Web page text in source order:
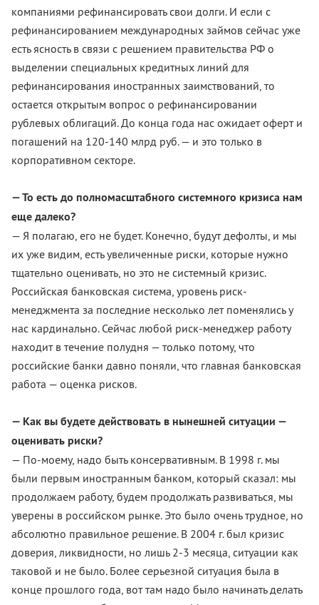
компаниями рефинансировать свои долги. И если с
рефинансированием международных займов сейчас уже
есть ясность в связи с решением правительства РФ о
выделении специальных кредитных линий для
рефинансирования иностранных заимствований, то
остается открытым вопрос о рефинансировании
рублевых облигаций. До конца года нас ожидает оферт и
погашений на 120-140 млрд руб. — и это только в
корпоративном секторе.
— То есть до полномасштабного системного кризиса нам
еще далеко?
— Я полагаю, его не будет. Конечно, будут дефолты, и мы
их уже видим, есть увеличенные риски, которые нужно
тщательно оценивать, но это не системный кризис.
Российская банковская система, уровень риск-
менеджмента за последние несколько лет поменялись у
нас кардинально. Сейчас любой риск-менеджер работу
находит в течение полудня — только потому, что
российские банки давно поняли, что главная банковская
работа — оценка рисков.
— Как вы будете действовать в нынешней ситуации —
оценивать риски?
— По-моему, надо быть консервативным. В 1998 г. мы
были первым иностранным банком, который сказал: мы
продолжаем работу, будем продолжать развиваться, мы
уверены в российском рынке. Это было очень трудное, но
абсолютно правильное решение. В 2004 г. был кризис
доверия, ликвидности, но лишь 2-3 месяца, ситуации как
таковой и не было. Более серьезной ситуация была в
конце прошлого года, вот там надо было начинать делать